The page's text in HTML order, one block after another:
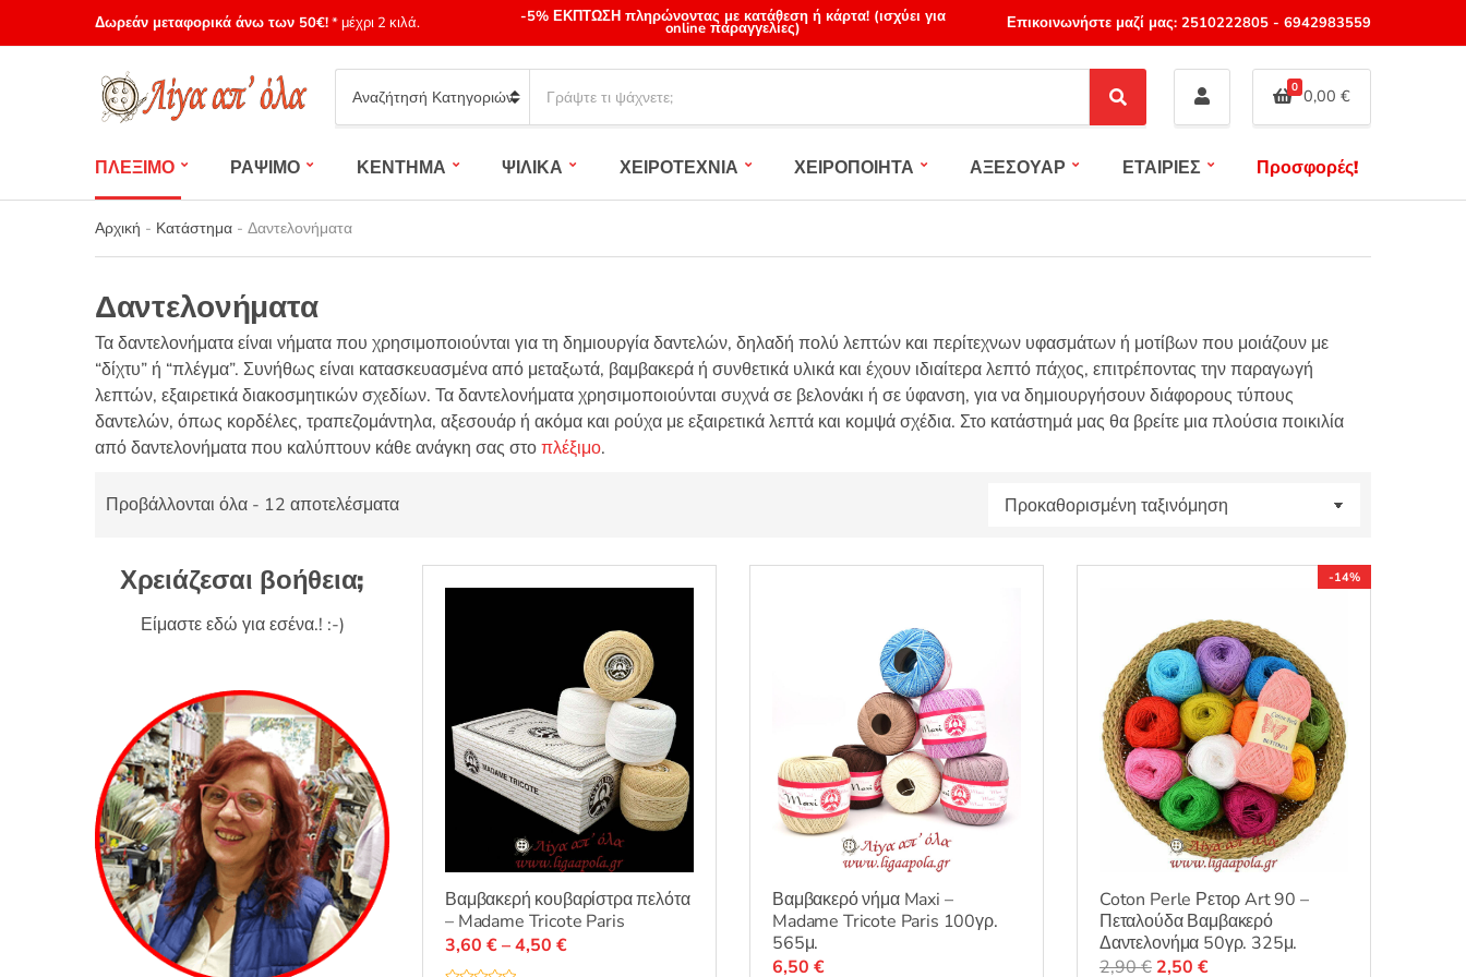
Δωρεάν μεταφορικά άνω των 50€!* μέχρι 2 κιλά. -5% ΕΚΠΤΩΣΗ πληρώνοντας με κατάθεση ή κάρτα! (ισχύει για
online παραγγελίες) Επικοινωνήστε μαζί μας: 2510222805- 6942983559
Category
name
a
c
h
c
t
s
:
S
e
c
0 0,00 €
ΠΛΕΞΙΜΟ ΡΑΨΙΜΟ ΚΕΝΤΗΜΑ ΨΙΛΙΚΑ ΧΕΙΡΟΤΕΧΝΙΑ ΧΕΙΡΟΠΟΙΗΤΑ ΑΞΕΣΟΥΑΡ ΕΤΑΙΡΙΕΣ Προσφορές!
Αρχική - Κατάστημα - Δαντελονήματα
Δαντελονήματα
Τα δαντελονήματα είναι νήματα που χρησιμοποιούνται για τη δημιουργία δαντελών, δηλαδή πολύ λεπτών και περίτεχνων υφασμάτων ή μοτίβων που μοιάζουν με
“δίχτυ” ή “πλέγμα”. Συνήθως είναι κατασκευασμένα από μεταξωτά, βαμβακερά ή συνθετικά υλικά και έχουν ιδιαίτερα λεπτό πάχος, επιτρέποντας την παραγωγή
λεπτών, εξαιρετικά διακοσμητικών σχεδίων. Τα δαντελονήματα χρησιμοποιούνται συχνά σε βελονάκι ή σε ύφανση, για να δημιουργήσουν διάφορους τύπους
δαντελών, όπως κορδέλες, τραπεζομάντηλα, αξεσουάρ ή ακόμα και ρούχα με εξαιρετικά λεπτά και κομψά σχέδια. Στο κατάστημά μας θα βρείτε μια πλούσια ποικιλία
από δαντελονήματα που καλύπτουν κάθε ανάγκη σας στοπλέξιμο.
Προβάλλονται όλα - 12 αποτελέσματα
Βαμβακερή κουβαρίστρα πελότα
– Madame Tricote Paris
3,60 €–4,50 €Price
Βαμβακερό νήμα Maxi –
Madame Tricote Paris 100γρ.
565μ.
6,50 €
-14%
Coton Perle Ρετορ Art 90 –
Πεταλούδα Βαμβακερό
Δαντελονήμα 50γρ. 325μ.
2,90€ Original
2,50 €Η
Χρειάζεσαι βοήθεια;
Είμαστε εδώ για εσένα.! :-)